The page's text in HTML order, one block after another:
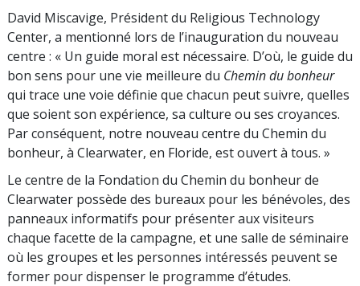
David Miscavige, Président du Religious Technology
Center, a mentionné lors de l’inauguration du nouveau
centre : « Un guide moral est nécessaire. D’où, le guide du
bon sens pour une vie meilleure du Chemin du bonheur
qui trace une voie définie que chacun peut suivre, quelles
que soient son expérience, sa culture ou ses croyances.
Par conséquent, notre nouveau centre du Chemin du
bonheur, à Clearwater, en Floride, est ouvert à tous. »
Le centre de la Fondation du Chemin du bonheur de
Clearwater possède des bureaux pour les bénévoles, des
panneaux informatifs pour présenter aux visiteurs
chaque facette de la campagne, et une salle de séminaire
où les groupes et les personnes intéressés peuvent se
former pour dispenser le programme d’études.